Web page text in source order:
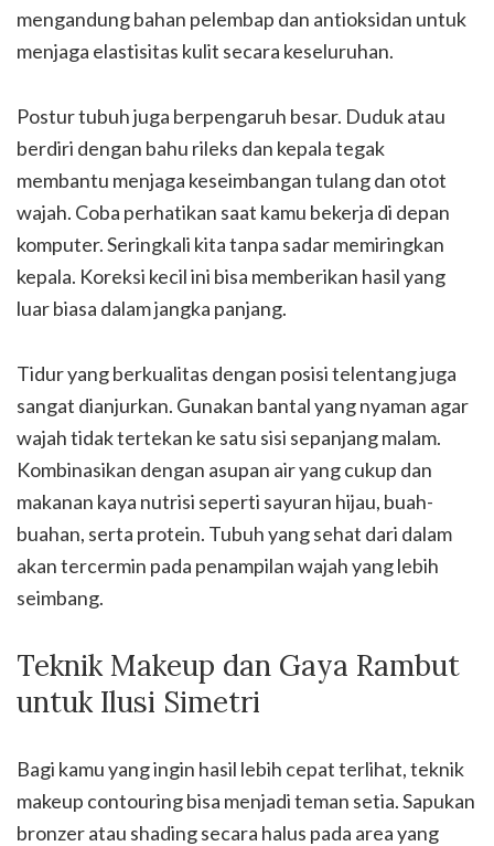
mengandung bahan pelembap dan antioksidan untuk
menjaga elastisitas kulit secara keseluruhan.
Postur tubuh juga berpengaruh besar. Duduk atau
berdiri dengan bahu rileks dan kepala tegak
membantu menjaga keseimbangan tulang dan otot
wajah. Coba perhatikan saat kamu bekerja di depan
komputer. Seringkali kita tanpa sadar memiringkan
kepala. Koreksi kecil ini bisa memberikan hasil yang
luar biasa dalam jangka panjang.
Tidur yang berkualitas dengan posisi telentang juga
sangat dianjurkan. Gunakan bantal yang nyaman agar
wajah tidak tertekan ke satu sisi sepanjang malam.
Kombinasikan dengan asupan air yang cukup dan
makanan kaya nutrisi seperti sayuran hijau, buah-
buahan, serta protein. Tubuh yang sehat dari dalam
akan tercermin pada penampilan wajah yang lebih
seimbang.
Teknik Makeup dan Gaya Rambut
untuk Ilusi Simetri
Bagi kamu yang ingin hasil lebih cepat terlihat, teknik
makeup contouring bisa menjadi teman setia. Sapukan
bronzer atau shading secara halus pada area yang